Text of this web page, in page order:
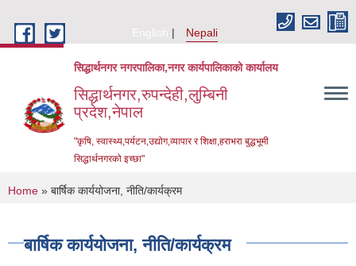
English
Nepali
सिद्धार्थनगर नगरपालिका,नगर कार्यपालिकाको कार्यालय
सिद्धार्थनगर,रुपन्देही,लुम्बिनी
प्रदेश,नेपाल
"कृषि, स्वास्थ्य,पर्यटन,उद्योग,व्यापार र शिक्षा,हराभरा बुद्धभूमी
सिद्धार्थनगरको इच्छा"
You are here
Home » बार्षिक कार्ययोजना, नीति/कार्यक्रम
बार्षिक कार्ययोजना, नीति/कार्यक्रम